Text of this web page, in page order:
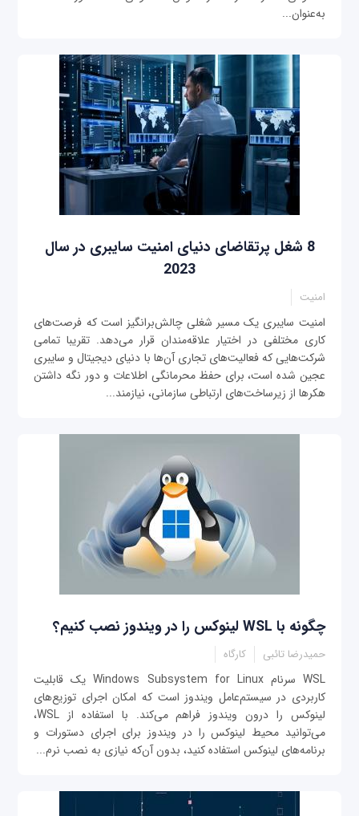
به‌عنوان...
8 شغل پرتقاضای دنیای امنیت سایبری در سال
2023
امنیت
امنیت سایبری یک مسیر شغلی چالش‌برانگیز است که فرصت‌های
کاری مختلفی در اختیار علاقه‌مندان قرار می‌دهد. تقریبا تمامی
شرکت‌هایی که فعالیت‌های تجاری آن‌ها با دنیای دیجیتال و سایبری
عجین شده است، برای حفظ محرمانگی اطلاعات و دور نگه داشتن
هکرها از زیرساخت‌های ارتباطی سازمانی، نیازمند...
چگونه با WSL لینوکس را در ویندوز نصب کنیم؟
حمیدرضا تائبی کارگاه
WSL سرنام Windows Subsystem for Linux یک قابلیت
کاربردی در سیستم‌عامل ویندوز است که امکان اجرای توزیع‌های
لینوکس را درون ویندوز فراهم می‌کند. با استفاده از WSL،
می‌توانید محیط لینوکس را در ویندوز برای اجرای دستورات و
برنامه‌های لینوکس استفاده کنید، بدون آن‌که نیازی به نصب نرم‌...